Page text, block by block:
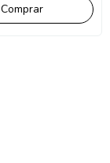
Comprar